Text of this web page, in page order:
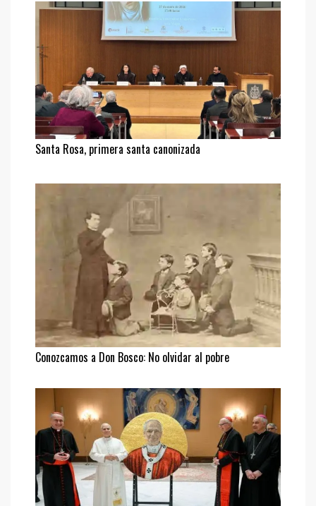
Santa Rosa, primera santa canonizada
Conozcamos a Don Bosco: No olvidar al pobre